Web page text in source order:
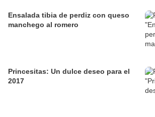
Ensalada tibia de perdiz con queso
manchego al romero
Princesitas: Un dulce deseo para el
2017